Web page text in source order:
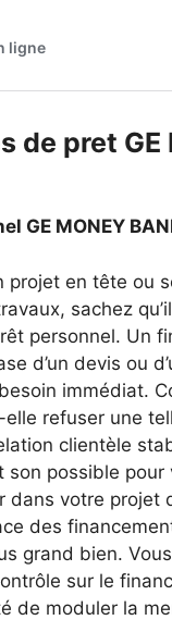
de pret GE
GE MONEY
projet en tête ou
sachez
personnel. Un
d’un devis ou
immédiat.
refuser une
clientèle
son possible pour
dans votre projet
des
grand bien.
sur le
de moduler la